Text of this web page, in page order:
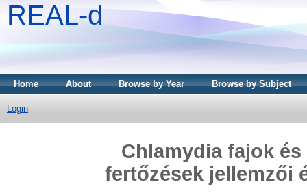
REAL-d
Home About Browse by Year Browse by Subject
Login
Chlamydia fajok
fertőzések jellemzői